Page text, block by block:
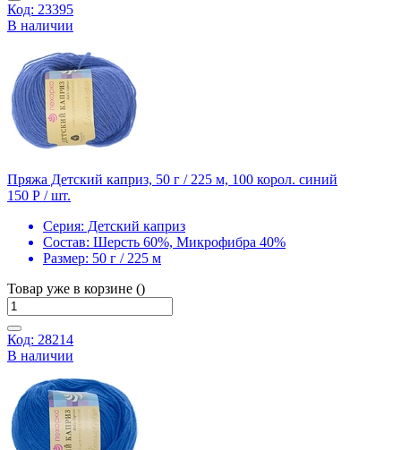
Код: 23395
В наличии
Пряжа Детский каприз, 50 г / 225 м, 100 корол. синий
150 Р / шт.
Серия: Детский каприз
Состав: Шерсть 60%, Микрофибра 40%
Размер: 50 г / 225 м
Товар уже в корзине ()
Код: 28214
В наличии